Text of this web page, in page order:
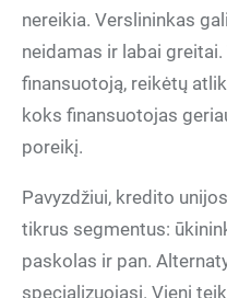
nereikia. Verslininkas
neidamas ir labai
finansuotoją, reikėtų
koks finansuotojas
poreikį.
Pavyzdžiui, kredito
tikrus segmentus:
paskolas ir pan.
specializuojasi. Vieni